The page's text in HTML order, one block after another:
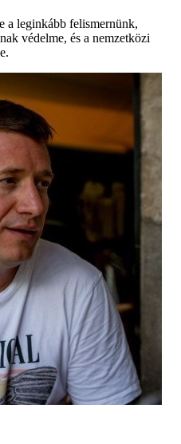
a leginkább felismernünk,
védelme, és a nemzetközi